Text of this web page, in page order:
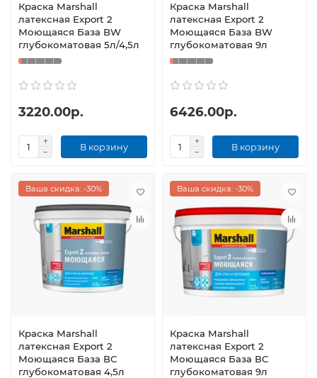
Краска Marshall
латексная Export 2
Моющаяся База BW
глубокоматовая 5л/4,5л
3220.00р.
В корзину
Краска Marshall
латексная Export 2
Моющаяся База BW
глубокоматовая 9л
6426.00р.
В корзину
Ваша скидка: -30%
Краска Marshall
латексная Export 2
Моющаяся База ВС
глубокоматовая 4,5л
Ваша скидка: -30%
Краска Marshall
латексная Export 2
Моющаяся База ВС
глубокоматовая 9л